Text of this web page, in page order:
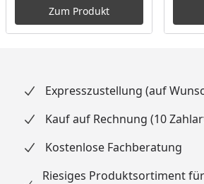
Zum Produkt
Expresszustellung (auf
Kauf auf Rechnung (10
Kostenlose Fachberatung
Riesiges Produktsortiment